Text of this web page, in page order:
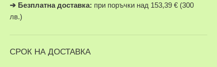
➔ Безплатна доставка: при поръчки над 153,39 € (300
лв.)
СРОК НА ДОСТАВКА